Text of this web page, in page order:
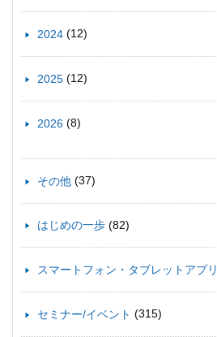
2024 (12)
2025 (12)
2026 (8)
その他 (37)
はじめの一歩 (82)
スマートフォン・タブレットアプリ
セミナー/イベント (315)